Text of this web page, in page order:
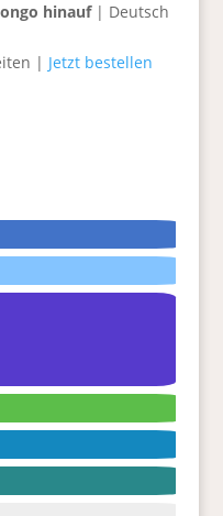
hinauf| Deutsch
| Jetzt bestellen